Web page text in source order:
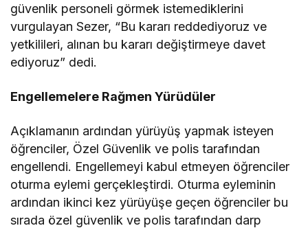
güvenlik personeli görmek istemediklerini
vurgulayan Sezer, “Bu kararı reddediyoruz ve
yetkilileri, alınan bu kararı değiştirmeye davet
ediyoruz” dedi.
Engellemelere Rağmen Yürüdüler
Açıklamanın ardından yürüyüş yapmak isteyen
öğrenciler, Özel Güvenlik ve polis tarafından
engellendi. Engellemeyi kabul etmeyen öğrenciler
oturma eylemi gerçekleştirdi. Oturma eyleminin
ardından ikinci kez yürüyüşe geçen öğrenciler bu
sırada özel güvenlik ve polis tarafından darp